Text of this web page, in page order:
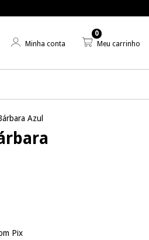
Minha conta Meu carrinho
0
Azul
Pix